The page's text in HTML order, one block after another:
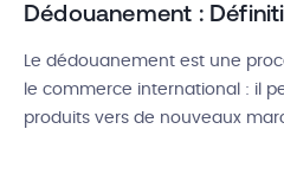
Dédouanement :
Le dédouanement est une
le commerce international : il
produits vers de nouveaux